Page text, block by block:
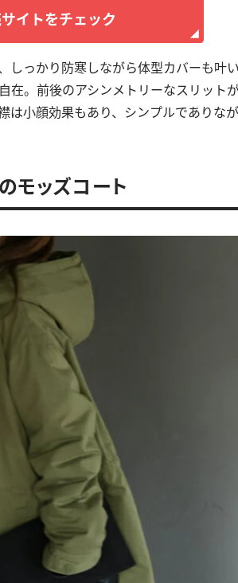
イトをチェック
しっかり防寒しながら体型カバーも叶
在。前後のアシンメトリーなスリット
は小顔効果もあり、シンプルでありな
モッズコート